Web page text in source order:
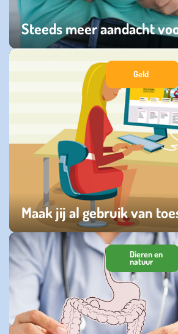
Steeds meer aandacht
zondag 24 augustus 2025
Maak jij al gebruik van
woensdag 09 juli 2025
Geld
Dieren en
natuur